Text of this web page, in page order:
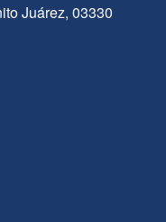
Juárez, 03330